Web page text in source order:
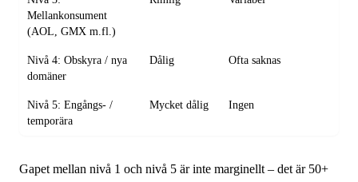
Mellankonsument
(AOL, GMX m.fl.)
Nivå 4: Obskyra / nya
domäner
Dålig Ofta saknas
Nivå 5: Engångs- /
temporära
Mycket dålig Ingen
Gapet mellan nivå 1 och nivå 5 är inte marginellt – det är 50+